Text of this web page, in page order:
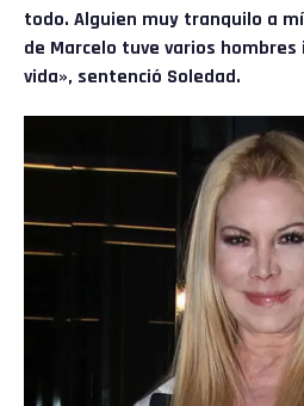
todo. Alguien muy tranquilo a
de Marcelo tuve varios
vida», sentenció Soledad.